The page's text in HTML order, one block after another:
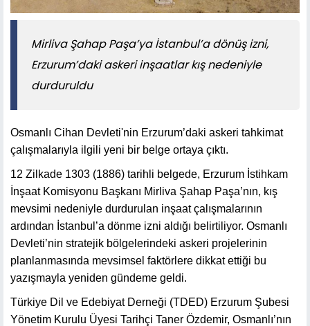
Mirliva Şahap Paşa’ya İstanbul’a dönüş izni,
Erzurum’daki askeri inşaatlar kış nedeniyle
durduruldu
Osmanlı Cihan Devleti'nin Erzurum’daki askeri tahkimat
çalışmalarıyla ilgili yeni bir belge ortaya çıktı.
12 Zilkade 1303 (1886) tarihli belgede, Erzurum İstihkam
İnşaat Komisyonu Başkanı Mirliva Şahap Paşa’nın, kış
mevsimi nedeniyle durdurulan inşaat çalışmalarının
ardından İstanbul’a dönme izni aldığı belirtiliyor. Osmanlı
Devleti’nin stratejik bölgelerindeki askeri projelerinin
planlanmasında mevsimsel faktörlere dikkat ettiği bu
yazışmayla yeniden gündeme geldi.
Türkiye Dil ve Edebiyat Derneği (TDED) Erzurum Şubesi
Yönetim Kurulu Üyesi Tarihçi Taner Özdemir, Osmanlı’nın